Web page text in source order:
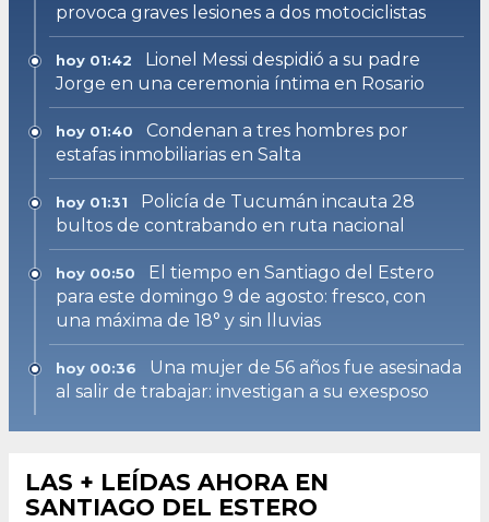
provoca graves lesiones a dos motociclistas
hoy 01:42
Lionel Messi despidió a su padre
Jorge en una ceremonia íntima en Rosario
hoy 01:40
Condenan a tres hombres por
estafas inmobiliarias en Salta
hoy 01:31
Policía de Tucumán incauta 28
bultos de contrabando en ruta nacional
hoy 00:50
El tiempo en Santiago del Estero
para este domingo 9 de agosto: fresco, con
una máxima de 18° y sin lluvias
hoy 00:36
Una mujer de 56 años fue asesinada
al salir de trabajar: investigan a su exesposo
LAS + LEÍDAS AHORA EN
SANTIAGO DEL ESTERO